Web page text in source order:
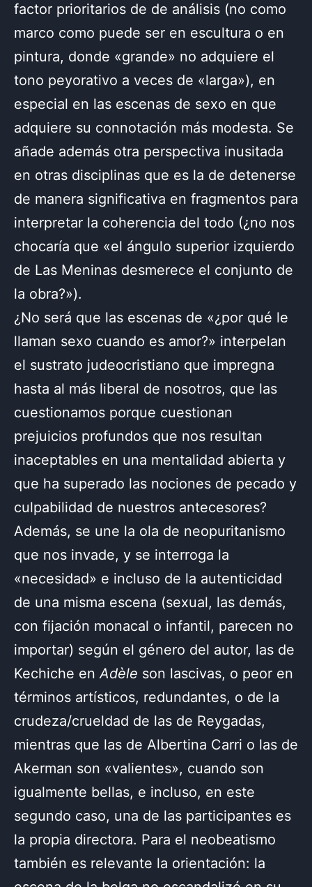
factor prioritarios de de análisis (no como
marco como puede ser en escultura o en
pintura, donde «grande» no adquiere el
tono peyorativo a veces de «larga»), en
especial en las escenas de sexo en que
adquiere su connotación más modesta. Se
añade además otra perspectiva inusitada
en otras disciplinas que es la de detenerse
de manera significativa en fragmentos para
interpretar la coherencia del todo (¿no nos
chocaría que «el ángulo superior izquierdo
de Las Meninas desmerece el conjunto de
la obra?»).
¿No será que las escenas de «¿por qué le
llaman sexo cuando es amor?» interpelan
el sustrato judeocristiano que impregna
hasta al más liberal de nosotros, que las
cuestionamos porque cuestionan
prejuicios profundos que nos resultan
inaceptables en una mentalidad abierta y
que ha superado las nociones de pecado y
culpabilidad de nuestros antecesores?
Además, se une la ola de neopuritanismo
que nos invade, y se interroga la
«necesidad» e incluso de la autenticidad
de una misma escena (sexual, las demás,
con fijación monacal o infantil, parecen no
importar) según el género del autor, las de
Kechiche enAdèle son lascivas, o peor en
términos artísticos, redundantes, o de la
crudeza/crueldad de las de Reygadas,
mientras que las de Albertina Carri o las de
Akerman son «valientes», cuando son
igualmente bellas, e incluso, en este
segundo caso, una de las participantes es
la propia directora. Para el neobeatismo
también es relevante la orientación: la